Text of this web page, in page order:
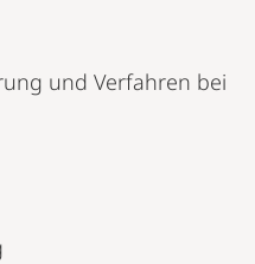
und Verfahren bei